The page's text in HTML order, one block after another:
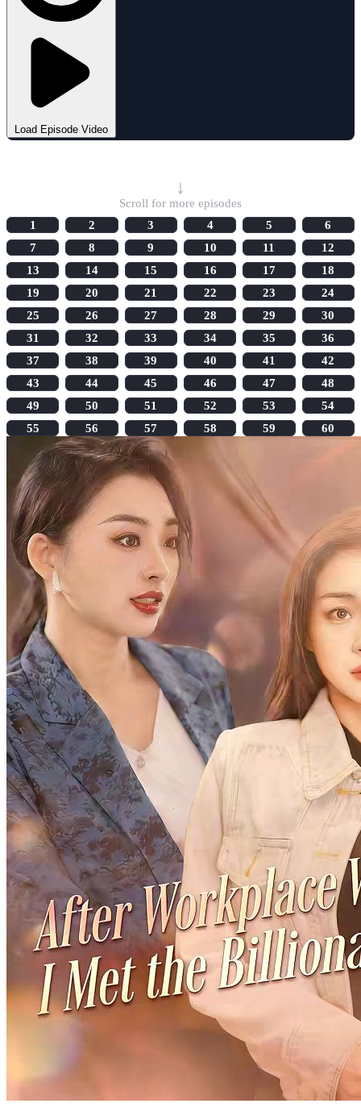
Load Episode Video
↓
Scroll for more episodes
1
2 3 4 5
6
7
8 9 10 11
12
13
14 15 16 17
18
19
20 21 22 23
24
25
26 27 28 29
30
31
32 33 34 35
36
37
38 39 40 41
42
43
44 45 46 47
48
49
50 51 52 53
54
55
56 57 58 59 60